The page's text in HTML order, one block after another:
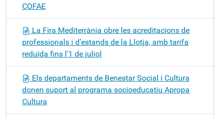
COFAE
La Fira Mediterrània obre les acreditacions de
professionals i d’estands de la Llotja, amb tarifa
reduïda fins l'1 de juliol
Els departaments de Benestar Social i Cultura
donen suport al programa socioeducatiu Apropa
Cultura